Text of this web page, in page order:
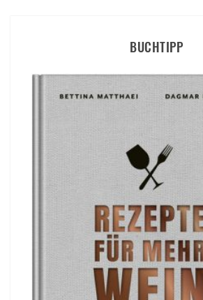
BUCHTIPP